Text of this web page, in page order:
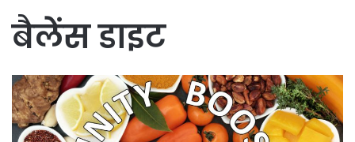
बैलेंस डाइट